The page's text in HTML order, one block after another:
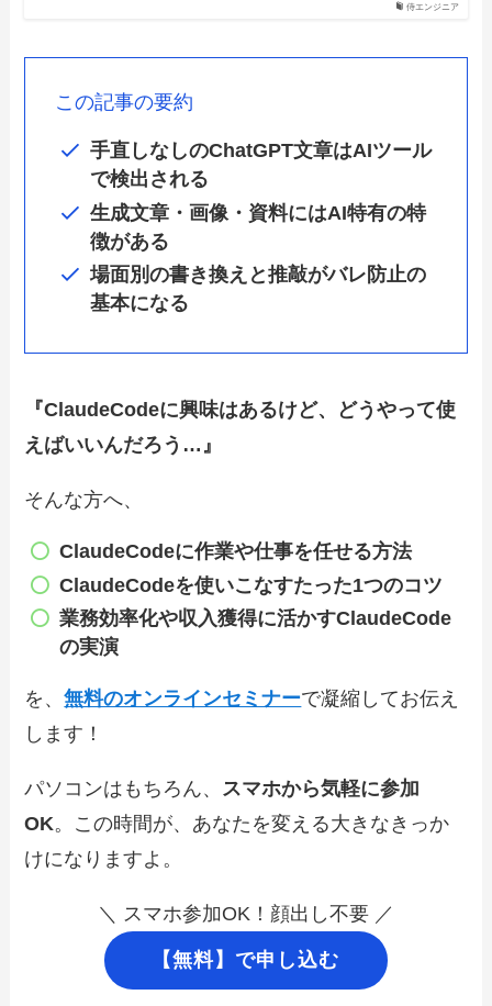
侍エンジニア
この記事の要約
手直しなしのChatGPT文章はAIツール
で検出される
生成文章・画像・資料にはAI特有の特
徴がある
場面別の書き換えと推敲がバレ防止の
基本になる
『ClaudeCodeに興味はあるけど、どうやって使
えばいいんだろう…』
そんな方へ、
ClaudeCodeに作業や仕事を任せる方法
ClaudeCodeを使いこなすたった1つのコツ
業務効率化や収入獲得に活かすClaudeCode
の実演
を、無料のオンラインセミナーで凝縮してお伝え
します！
パソコンはもちろん、 スマホから気軽に参加
OK。この時間が、あなたを変える大きなきっか
けになりますよ。
＼ スマホ参加OK！顔出し不要 ／
【無料】で申し込む